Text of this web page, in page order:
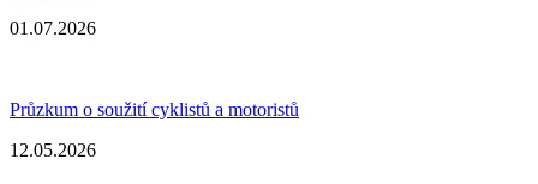
01.07.2026
Průzkum o soužití cyklistů a motoristů
12.05.2026